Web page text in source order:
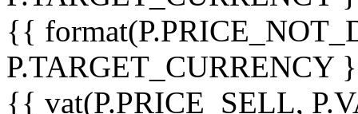
{{
P.TARGET_CURRENCY
{{ vat(P.PRICE_SELL,